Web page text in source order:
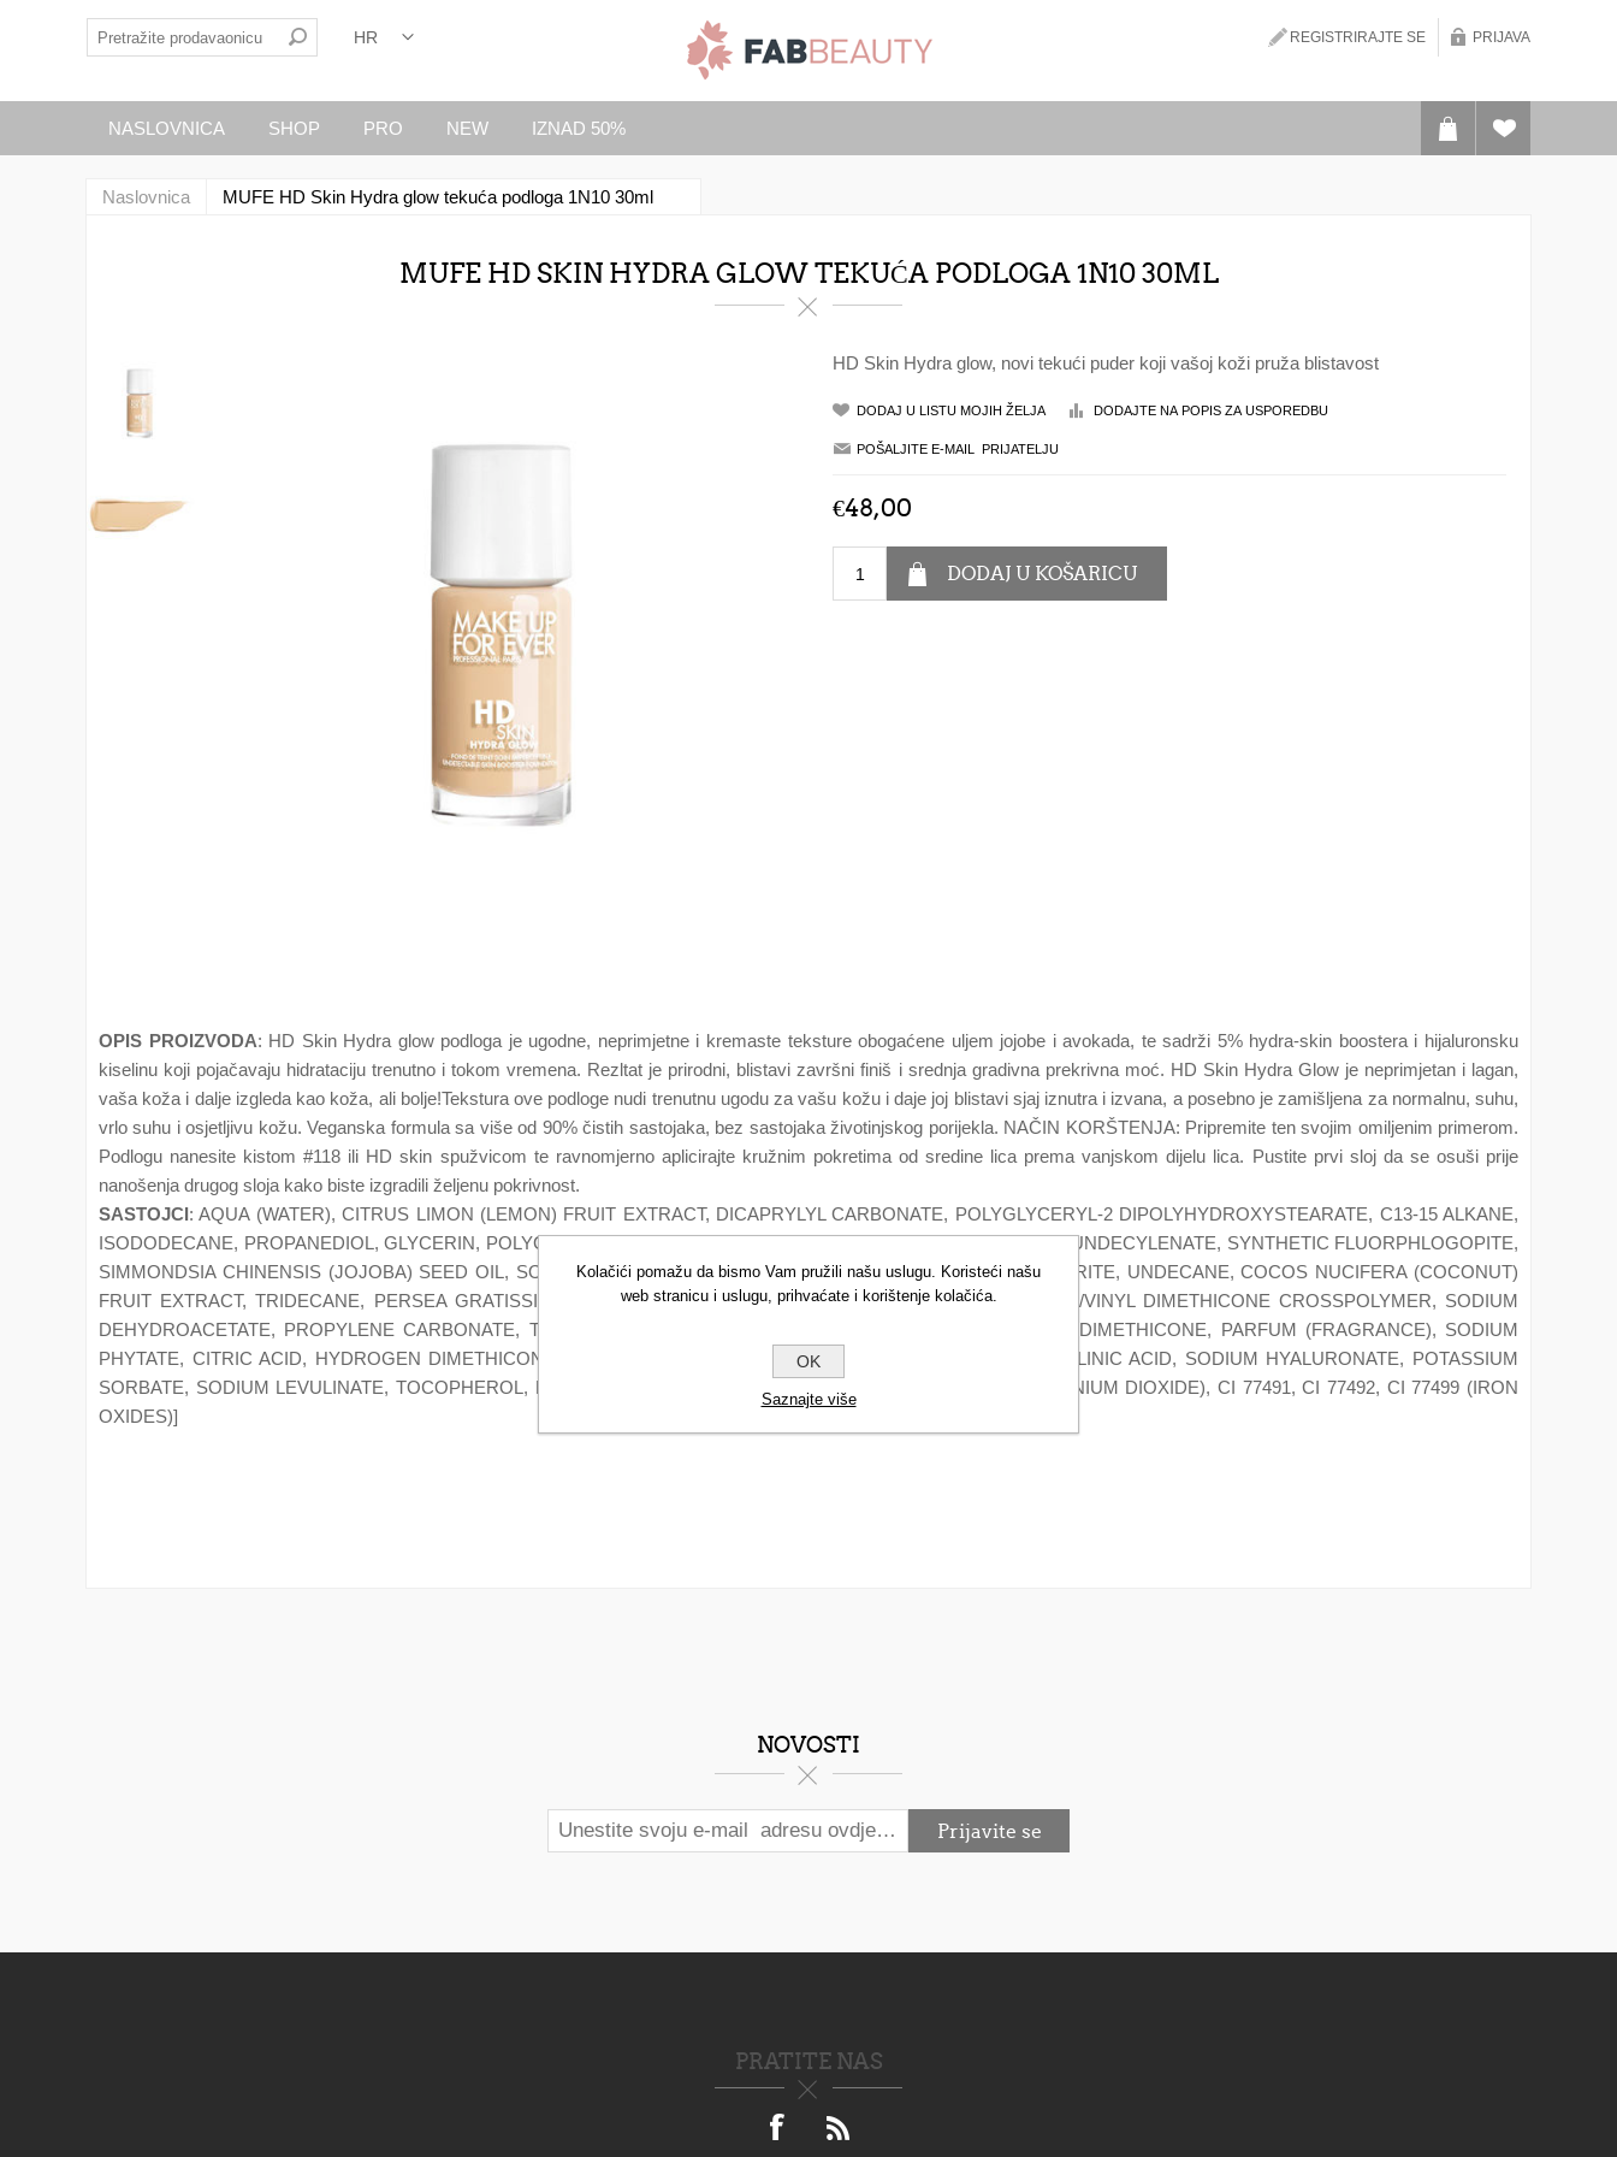
REGISTRIRAJTE SE PRIJAVA
NASLOVNICA SHOP PRO NEW IZNAD 50%
Naslovnica MUFE HD Skin Hydra glow tekuća podloga 1N10 30ml
MUFE HD SKIN HYDRA GLOW TEKUĆA PODLOGA 1N10 30ML
HD Skin Hydra glow, novi tekući puder koji vašoj koži pruža blistavost
€48,00
OPIS PROIZVODA: HD Skin Hydra glow podloga je ugodne, neprimjetne i kremaste teksture obogaćene uljem jojobe i avokada, te sadrži 5% hydra-skin boostera i hijaluronsku
kiselinu koji pojačavaju hidrataciju trenutno i tokom vremena. Rezltat je prirodni, blistavi završni finiš i srednja gradivna prekrivna moć. HD Skin Hydra Glow je neprimjetan i lagan,
vaša koža i dalje izgleda kao koža, ali bolje!Tekstura ove podloge nudi trenutnu ugodu za vašu kožu i daje joj blistavi sjaj iznutra i izvana, a posebno je zamišljena za normalnu, suhu,
vrlo suhu i osjetljivu kožu. Veganska formula sa više od 90% čistih sastojaka, bez sastojaka životinjskog porijekla. NAČIN KORŠTENJA: Pripremite ten svojim omiljenim primerom.
Podlogu nanesite kistom #118 ili HD skin spužvicom te ravnomjerno aplicirajte kružnim pokretima od sredine lica prema vanjskom dijelu lica. Pustite prvi sloj da se osuši prije
nanošenja drugog sloja kako biste izgradili željenu pokrivnost.
SASTOJCI: AQUA (WATER), CITRUS LIMON (LEMON) FRUIT EXTRACT, DICAPRYLYL CARBONATE, POLYGLYCERYL-2 DIPOLYHYDROXYSTEARATE, C13-15 ALKANE,
ISODODECANE, PROPANEDIOL, GLYCERIN, POLYGLYCERYL-3 DIISOSTEARATE, PENTYLENE GLYCOL, HEPTYL UNDECYLENATE, SYNTHETIC FLUORPHLOGOPITE,
SIMMONDSIA CHINENSIS (JOJOBA) SEED OIL, SODIUM CHLORIDE, C18-21 ALKANE, STEARALKONIUM HECTORITE, UNDECANE, COCOS NUCIFERA (COCONUT)
FRUIT EXTRACT, TRIDECANE, PERSEA GRATISSIMA (AVOCADO) OIL, TOCOPHERYL ACETATE, DIMETHICONE/VINYL DIMETHICONE CROSSPOLYMER, SODIUM
DEHYDROACETATE, PROPYLENE CARBONATE, TRIETHOXYSILYLETHYL POLYDIMETHYLSILOXYETHYL HEXYL DIMETHICONE, PARFUM (FRAGRANCE), SODIUM
PHYTATE, CITRIC ACID, HYDROGEN DIMETHICONE, SODIUM HYDROXIDE, ALGIN, GALACTOARABINAN, LEVULINIC ACID, SODIUM HYALURONATE, POTASSIUM
SORBATE, SODIUM LEVULINATE, TOCOPHEROL, MALTODEXTRIN, BIOSACCHARIDE GUM-1, [+/- CI 77891 (TITANIUM DIOXIDE), CI 77491, CI 77492, CI 77499 (IRON
OXIDES)]
NOVOSTI
PRATITE NAS
Kolačići pomažu da bismo Vam pružili našu uslugu. Koristeći našu
web stranicu i uslugu, prihvaćate i korištenje kolačića.
OK
Saznajte više